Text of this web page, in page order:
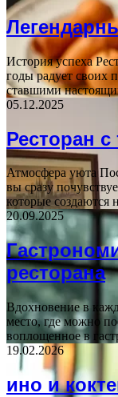
История успеха
годы радует своих
ставшими
05.12.2025
Ресторан
Атмосфера уюта
вы сразу
которые создаются
20.09.2025
ресторана
Вдохновение в
место, где можно
воплощенное в
19.02.2026
ино и